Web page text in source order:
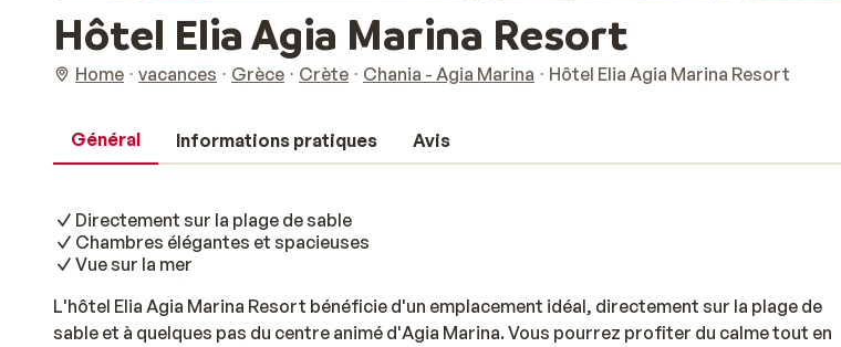
Hôtel Elia Agia Marina Resort
Home vacances Grèce Crète Chania - Agia Marina Hôtel Elia Agia Marina Resort
Général Informations pratiques Avis
Directement sur la plage de sable
Chambres élégantes et spacieuses
Vue sur la mer
L'hôtel Elia Agia Marina Resort bénéficie d'un emplacement idéal, directement sur la plage de
sable et à quelques pas du centre animé d'Agia Marina. Vous pourrez profiter du calme tout en